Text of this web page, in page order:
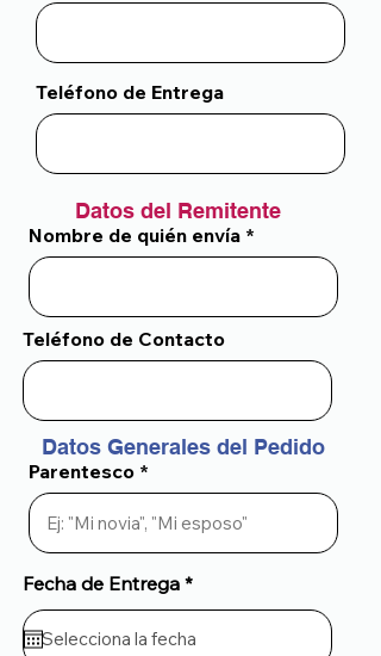
Teléfono de Entrega
Datos del Remitente
Nombre de quién envía
Teléfono de Contacto
Datos Generales del Pedido
Parentesco
Fecha de Entrega *